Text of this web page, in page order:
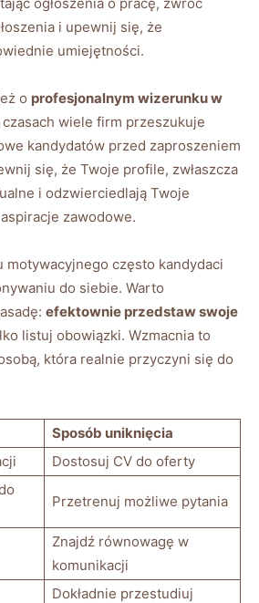
i upewnij się, że
umiejętności.
o profesjonalnym wizerunku w
wiele firm przeszukuje
kandydatów przed zaproszeniem
się, że Twoje profile, zwłaszcza
i odzwierciedlają Twoje
zawodowe.
motywacyjnego często kandydaci
do siebie. Warto
efektownie przedstaw swoje
listuj obowiązki. Wzmacnia to
która realnie przyczyni się do
Sposób uniknięcia
Dostosuj CV do oferty
Przetrenuj możliwe pytania
Znajdź równowagę w
komunikacji
Dokładnie przestudiuj